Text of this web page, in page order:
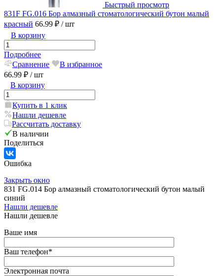
Быстрый просмотр
831F FG.016 Бор алмазный стоматологический бутон малый
красный 66.99 ₽ / шт
В корзину
Подробнее
Сравнение
В избранное
66.99 ₽ / шт
В корзину
Купить в 1 клик
Нашли дешевле
Рассчитать доставку
В наличии
Поделиться
Ошибка
Закрыть окно
831 FG.014 Бор алмазный стоматологический бутон малый
синий
Нашли дешевле
Нашли дешевле
Ваше имя
Ваш телефон*
Электронная почта